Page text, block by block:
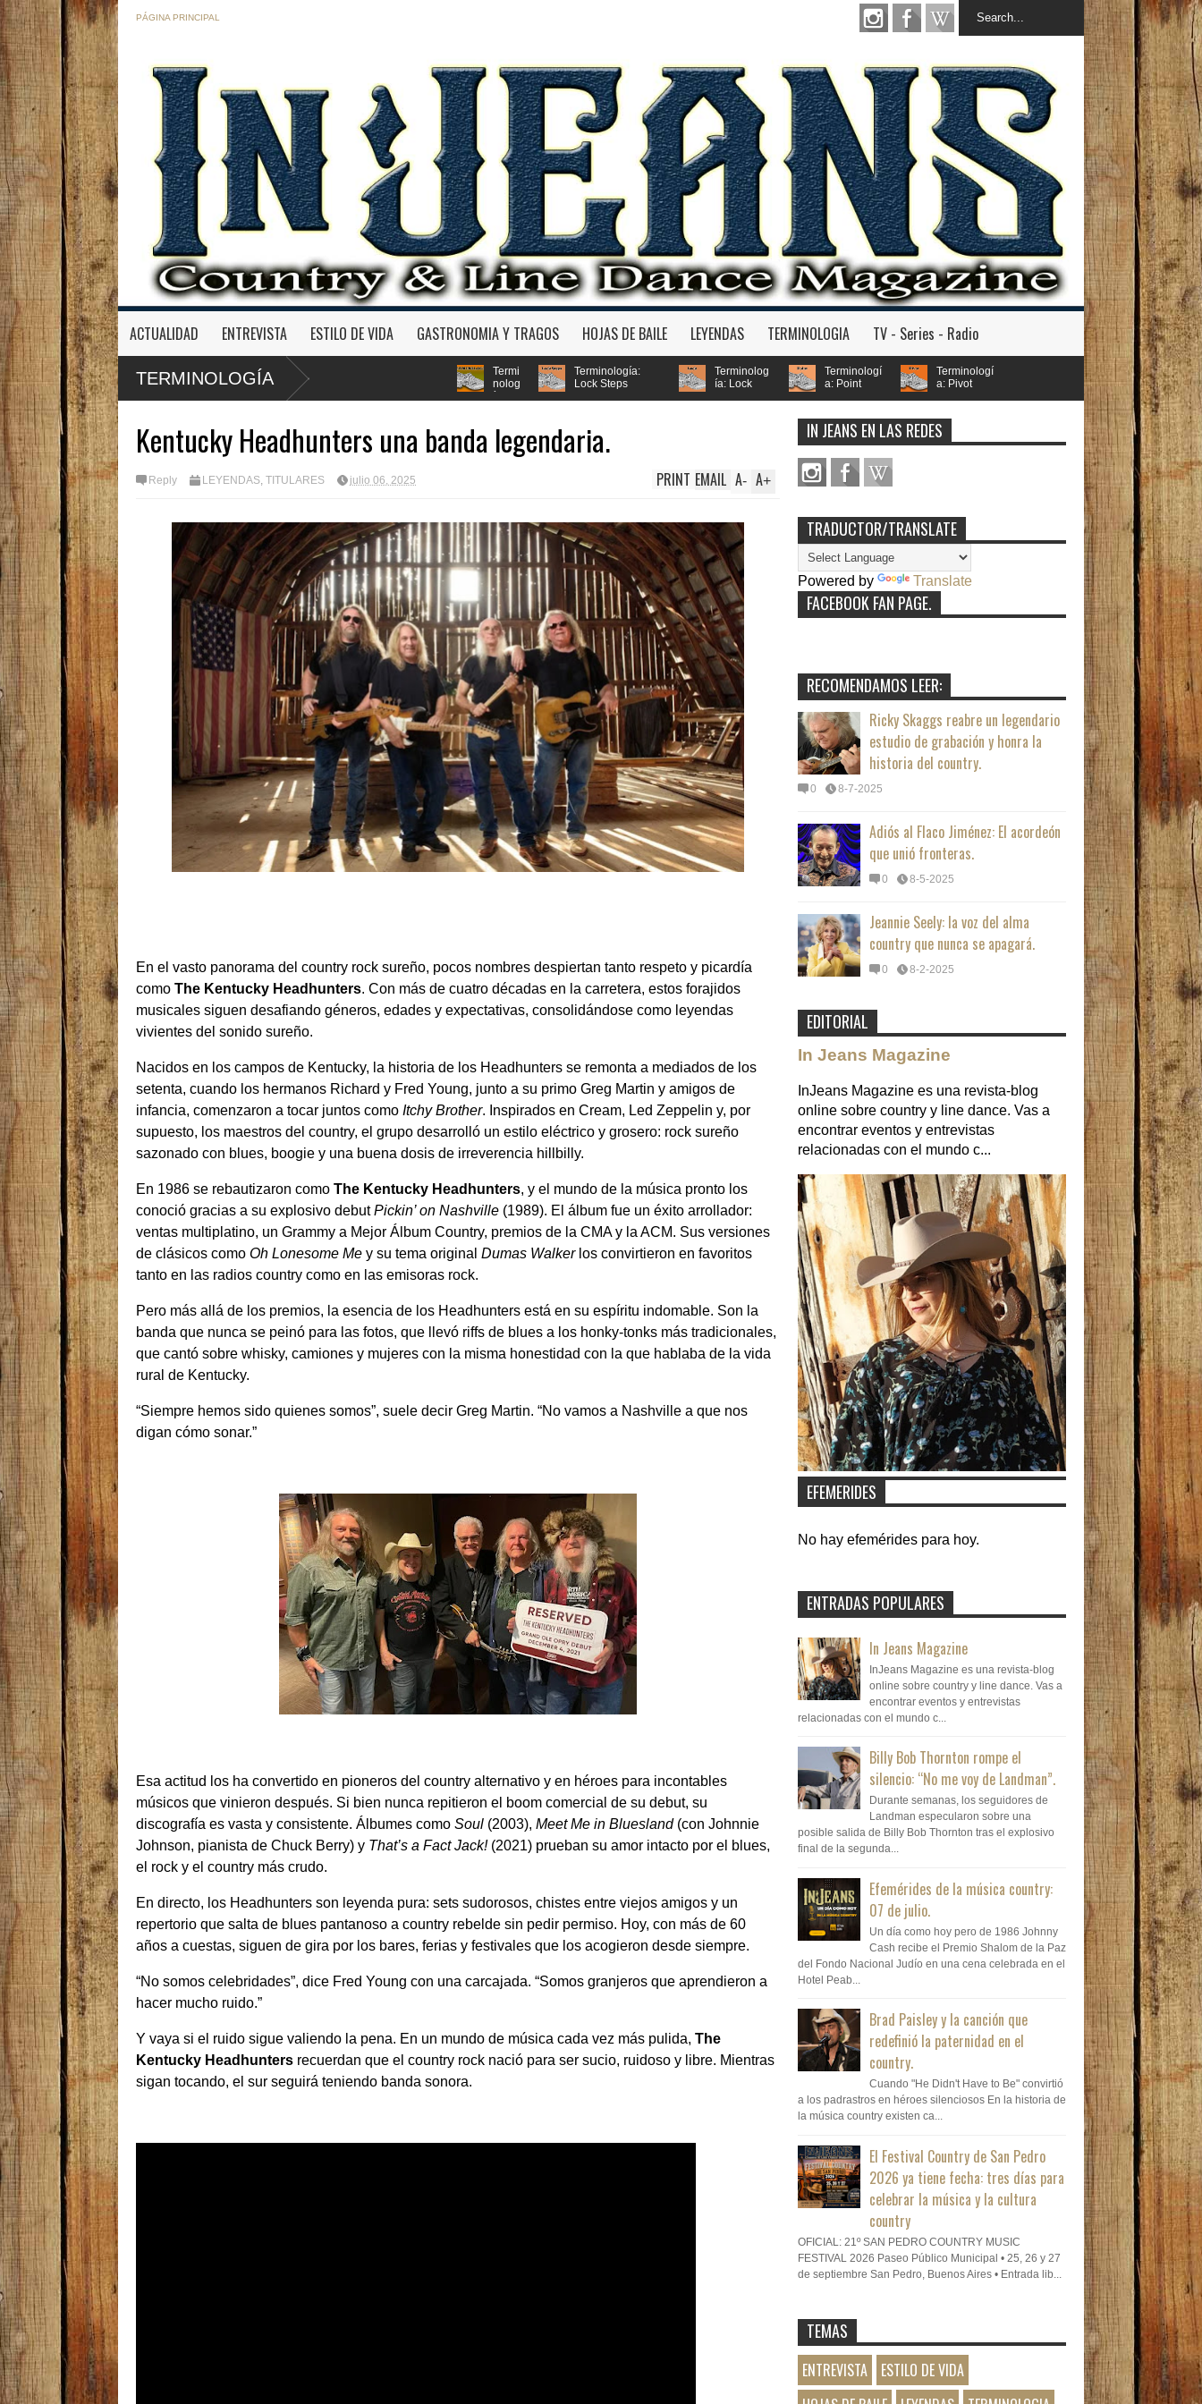
PÁGINA PRINCIPAL
ACTUALIDAD ENTREVISTA ESTILO DE VIDA GASTRONOMIA Y TRAGOS HOJAS DE BAILE LEYENDAS TERMINOLOGIA TV - Series - Radio
TERMINOLOGÍA
Termi
nolog
Terminología:
Lock Steps
Terminolog
ía: Lock
Terminologí
a: Point
Terminologí
a: Pivot
Kentucky Headhunters una banda legendaria.
Reply LEYENDAS TITULARES julio 06, 2025 A+
A-
EMAIL
PRINT
En el vasto panorama del country rock sureño, pocos nombres despiertan tanto respeto y picardía
como The Kentucky Headhunters. Con más de cuatro décadas en la carretera, estos forajidos
musicales siguen desafiando géneros, edades y expectativas, consolidándose como leyendas
vivientes del sonido sureño.
Nacidos en los campos de Kentucky, la historia de los Headhunters se remonta a mediados de los
setenta, cuando los hermanos Richard y Fred Young, junto a su primo Greg Martin y amigos de
infancia, comenzaron a tocar juntos como Itchy Brother. Inspirados en Cream, Led Zeppelin y, por
supuesto, los maestros del country, el grupo desarrolló un estilo eléctrico y grosero: rock sureño
sazonado con blues, boogie y una buena dosis de irreverencia hillbilly.
En 1986 se rebautizaron como The Kentucky Headhunters, y el mundo de la música pronto los
conoció gracias a su explosivo debutPickin’ on Nashville (1989). El álbum fue un éxito arrollador:
ventas multiplatino, un Grammy a Mejor Álbum Country, premios de la CMA y la ACM. Sus versiones
de clásicos como Oh Lonesome Me y su tema original Dumas Walkerlos convirtieron en favoritos
tanto en las radios country como en las emisoras rock.
Pero más allá de los premios, la esencia de los Headhunters está en su espíritu indomable. Son la
banda que nunca se peinó para las fotos, que llevó riffs de blues a los honky-tonks más tradicionales,
que cantó sobre whisky, camiones y mujeres con la misma honestidad con la que hablaba de la vida
rural de Kentucky.
“Siempre hemos sido quienes somos”, suele decir Greg Martin. “No vamos a Nashville a que nos
digan cómo sonar.”
Esa actitud los ha convertido en pioneros del country alternativo y en héroes para incontables
músicos que vinieron después. Si bien nunca repitieron el boom comercial de su debut, su
discografía es vasta y consistente. Álbumes como Soul (2003), Meet Me in Bluesland(con Johnnie
Johnson, pianista de Chuck Berry) y That’s a Fact Jack!(2021) prueban su amor intacto por el blues,
el rock y el country más crudo.
En directo, los Headhunters son leyenda pura: sets sudorosos, chistes entre viejos amigos y un
repertorio que salta de blues pantanoso a country rebelde sin pedir permiso. Hoy, con más de 60
años a cuestas, siguen de gira por los bares, ferias y festivales que los acogieron desde siempre.
“No somos celebridades”, dice Fred Young con una carcajada. “Somos granjeros que aprendieron a
hacer mucho ruido.”
Y vaya si el ruido sigue valiendo la pena. En un mundo de música cada vez más pulida, The
Kentucky Headhunters recuerdan que el country rock nació para ser sucio, ruidoso y libre. Mientras
sigan tocando, el sur seguirá teniendo banda sonora.
IN JEANS EN LAS REDES
TRADUCTOR/TRANSLATE
Powered by Translate
FACEBOOK FAN PAGE.
RECOMENDAMOS LEER:
Ricky Skaggs reabre un legendario
estudio de grabación y honra la
historia del country.
0 8-7-2025
Adiós al Flaco Jiménez: El acordeón
que unió fronteras.
0 8-5-2025
Jeannie Seely: la voz del alma
country que nunca se apagará.
0 8-2-2025
EDITORIAL
In Jeans Magazine
InJeans Magazine es una revista-blog
online sobre country y line dance. Vas a
encontrar eventos y entrevistas
relacionadas con el mundo c...
EFEMERIDES
No hay efemérides para hoy.
ENTRADAS POPULARES
In Jeans Magazine
InJeans Magazine es una revista-blog
online sobre country y line dance. Vas a
encontrar eventos y entrevistas
relacionadas con el mundo c...
Billy Bob Thornton rompe el
silencio: “No me voy de Landman”.
Durante semanas, los seguidores de
Landman especularon sobre una
posible salida de Billy Bob Thornton tras el explosivo
final de la segunda...
Efemérides de la música country:
07 de julio.
Un día como hoy pero de 1986 Johnny
Cash recibe el Premio Shalom de la Paz
del Fondo Nacional Judío en una cena celebrada en el
Hotel Peab...
Brad Paisley y la canción que
redefinió la paternidad en el
country.
Cuando "He Didn't Have to Be" convirtió
a los padrastros en héroes silenciosos En la historia de
la música country existen ca...
El Festival Country de San Pedro
2026 ya tiene fecha: tres días para
celebrar la música y la cultura
country
OFICIAL: 21º SAN PEDRO COUNTRY MUSIC
FESTIVAL 2026 Paseo Público Municipal • 25, 26 y 27
de septiembre San Pedro, Buenos Aires • Entrada lib...
TEMAS
ENTREVISTA
ESTILO DE VIDA